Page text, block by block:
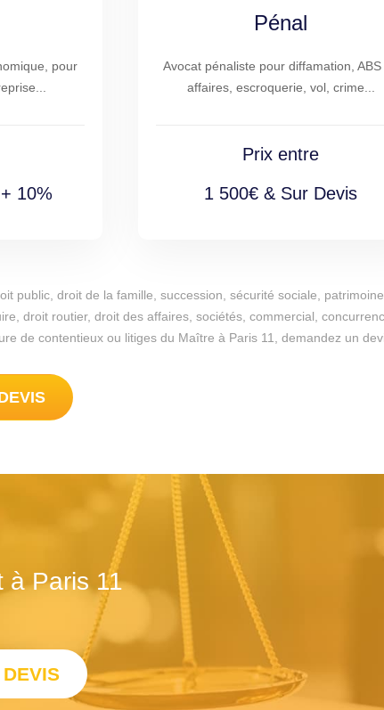
pour
10%
Pénal
Avocat pénaliste pour diffamation, ABS
affaires, escroquerie, vol, crime...
Prix entre
1 500€ & Sur Devis
public, droit de la famille, succession, sécurité sociale,
droit routier, droit des affaires, sociétés, commercial,
de contentieux ou litiges du Maître à Paris 11, demandez un
à Paris 11